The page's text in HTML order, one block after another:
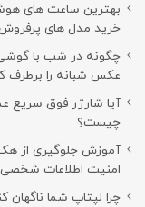
خرید مدل های پرفروش
چگونه در شب با
عکس شبانه را برطرف
آیا شارژر فوق سریع
چیست؟
امنیت اطلاعات شخصی